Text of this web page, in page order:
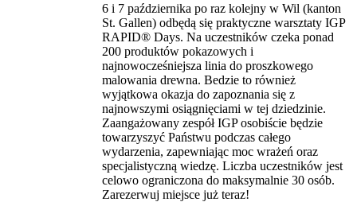
6 i 7 października po raz kolejny w Wil (kanton
St. Gallen) odbędą się praktyczne warsztaty IGP
RAPID® Days. Na uczestników czeka ponad
200 produktów pokazowych i
najnowocześniejsza linia do proszkowego
malowania drewna. Bedzie to również
wyjątkowa okazja do zapoznania się z
najnowszymi osiągnięciami w tej dziedzinie.
Zaangażowany zespół IGP osobiście będzie
towarzyszyć Państwu podczas całego
wydarzenia, zapewniając moc wrażeń oraz
specjalistyczną wiedzę. Liczba uczestników jest
celowo ograniczona do maksymalnie 30 osób.
Zarezerwuj miejsce już teraz!